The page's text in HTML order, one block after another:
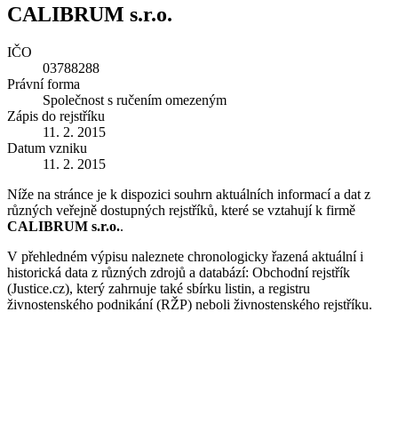
CALIBRUM s.r.o.
IČO
03788288
Právní forma
Společnost s ručením omezeným
Zápis do rejstříku
11. 2. 2015
Datum vzniku
11. 2. 2015
Níže na stránce je k dispozici souhrn aktuálních informací a dat z
různých veřejně dostupných rejstříků, které se vztahují k firmě
CALIBRUM s.r.o..
V přehledném výpisu naleznete chronologicky řazená aktuální i
historická data z různých zdrojů a databází: Obchodní rejstřík
(Justice.cz), který zahrnuje také sbírku listin, a registru
živnostenského podnikání (RŽP) neboli živnostenského rejstříku.